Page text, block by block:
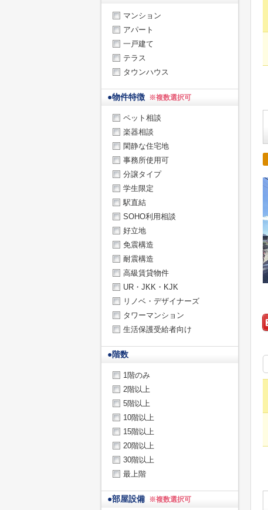
マンション
アパート
一戸建て
テラス
タウンハウス
●物件特徴 ※複数選択可
ペット相談
楽器相談
閑静な住宅地
事務所使用可
分譲タイプ
学生限定
駅直結
SOHO利用相談
好立地
免震構造
耐震構造
高級賃貸物件
UR・JKK・KJK
リノベ・デザイナーズ
タワーマンション
生活保護受給者向け
●階数
1階のみ
2階以上
5階以上
10階以上
15階以上
20階以上
30階以上
最上階
●部屋設備 ※複数選択可